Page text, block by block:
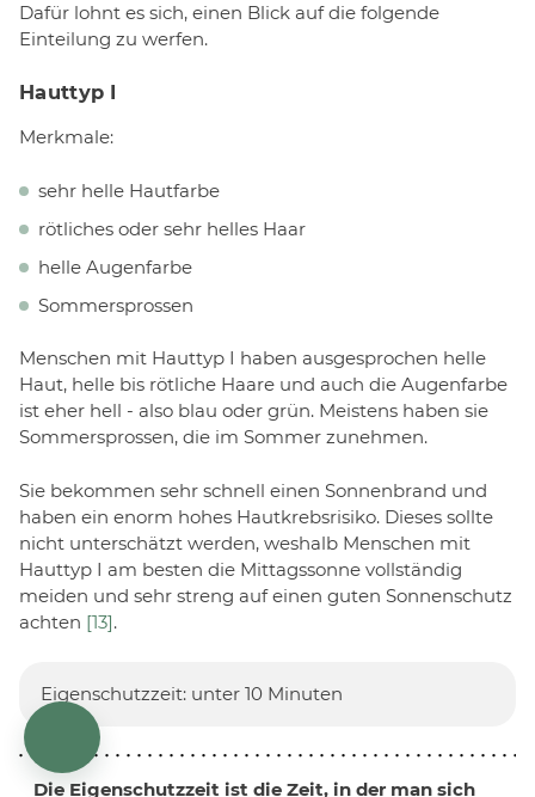
Dafür lohnt es sich, einen Blick auf die folgende
Einteilung zu werfen.
Hauttyp I
Merkmale:
sehr helle Hautfarbe
rötliches oder sehr helles Haar
helle Augenfarbe
Sommersprossen
Menschen mit Hauttyp I haben ausgesprochen helle
Haut, helle bis rötliche Haare und auch die Augenfarbe
ist eher hell - also blau oder grün. Meistens haben sie
Sommersprossen, die im Sommer zunehmen.
Sie bekommen sehr schnell einen Sonnenbrand und
haben ein enorm hohes Hautkrebsrisiko. Dieses sollte
nicht unterschätzt werden, weshalb Menschen mit
Hauttyp I am besten die Mittagssonne vollständig
meiden und sehr streng auf einen guten Sonnenschutz
achten [13].
Eigenschutzzeit: unter 10 Minuten
Die Eigenschutzzeit ist die Zeit, in der man sich